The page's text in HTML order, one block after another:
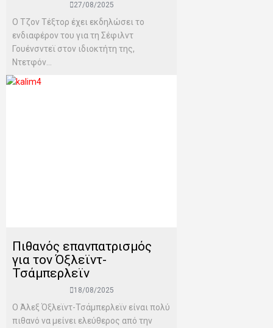
27/08/2025
Ο Τζον Τέξτορ έχει εκδηλώσει το
ενδιαφέρον του για τη Σέφιλντ
Γουένσντεϊ στον ιδιοκτήτη της,
Ντετφόν...
Πιθανός επανπατρισμός
για τον Όξλεϊντ-
Τσάμπερλεϊν
18/08/2025
Ο Άλεξ Όξλεϊντ-Τσάμπερλεϊν είναι πολύ
πιθανό να μείνει ελεύθερος από την